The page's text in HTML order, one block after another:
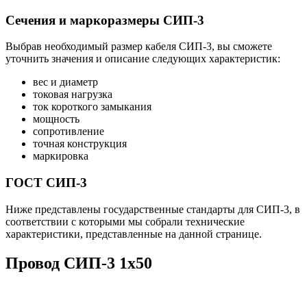
Сечения и маркоразмеры СИП-3
Выбрав необходимый размер кабеля СИП-3, вы сможете
уточнить значения и описание следующих характеристик:
вес и диаметр
токовая нагрузка
ток короткого замыкания
мощность
сопротивление
точная конструкция
маркировка
ГОСТ СИП-3
Ниже представлены государственные стандарты для СИП-3, в
соответствии с которыми мы собрали технические
характеристики, представленные на данной странице.
Провод СИП-3 1х50